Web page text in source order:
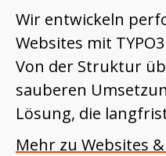
Wir entwickeln
Websites mit
Von der Struktur
sauberen
Lösung, die
Mehr zu Websites &